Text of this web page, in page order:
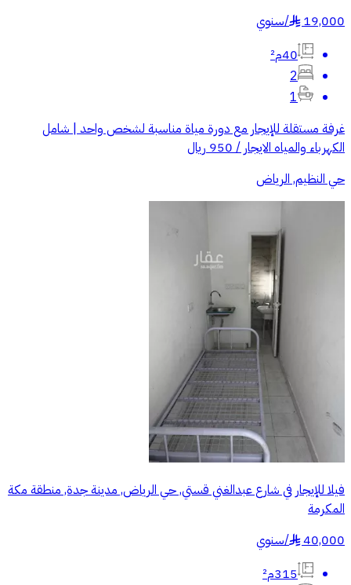
19,000
§
/سنوي
40م²
2
1
غرفة مستقلة للإيجار مع دورة مياة مناسبة لشخص واحد | شامل
الكهرباء والمياه الايجار / 950 ريال
حي النظيم, الرياض
فيلا للإيجار في شارع عبدالغني قستي, حي الرياض, مدينة جدة, منطقة مكة
المكرمة
40,000
§
/سنوي
315م²